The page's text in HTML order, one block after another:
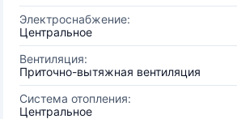
Электроснабжение:
Центральное
Вентиляция:
Приточно-вытяжная вентиляция
Система отопления:
Центральное